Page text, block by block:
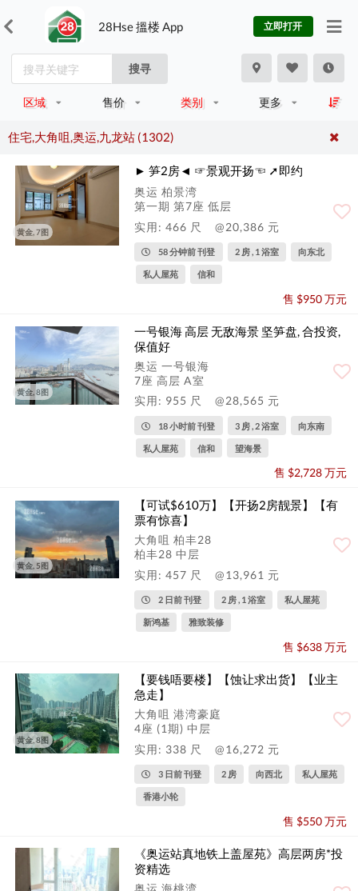
28Hse 搵楼 App 立即打开
搜寻
区域 售价 类别 更多
住宅,大角咀,奥运,九龙站 (1302)
黄金, 7图
► 笋2房◄ ☞景观开扬☜ ➚即约
奥运 柏景湾
第一期 第7座 低层
实用: 466 尺
@20,386 元
58 分钟前 刊登 2 房 , 1 浴室 向东北
私人屋苑 信和
售 $950 万元
黄金, 8图
一号银海 高层 无敌海景 坚笋盘, 合投资,
保值好
奥运 一号银海
7座 高层 A室
实用: 955 尺
@28,565 元
18 小时前 刊登 3 房 , 2 浴室 向东南
私人屋苑 信和 望海景
售 $2,728 万元
黄金, 5图
【可试$610万】【开扬2房靓景】【有
票有惊喜】
大角咀 柏丰28
柏丰28 中层
实用: 457 尺
@13,961 元
2 日前 刊登 2 房 , 1 浴室 私人屋苑
新鸿基 雅致装修
售 $638 万元
黄金, 8图
【要钱唔要楼】【蚀让求出货】【业主
急走】
大角咀 港湾豪庭
4座 (1期) 中层
实用: 338 尺
@16,272 元
3 日前 刊登 2 房 向西北 私人屋苑
香港小轮
售 $550 万元
《奥运站真地铁上盖屋苑》高层两房*投
资精选
奥运 海桃湾